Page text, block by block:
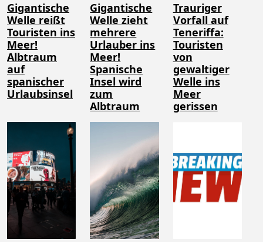
Gigantische
Welle reißt
Touristen ins
Meer!
Albtraum
auf
spanischer
Urlaubsinsel
Gigantische
Welle zieht
mehrere
Urlauber ins
Meer!
Spanische
Insel wird
zum
Albtraum
Trauriger
Vorfall auf
Teneriffa:
Touristen
von
gewaltiger
Welle ins
Meer
gerissen